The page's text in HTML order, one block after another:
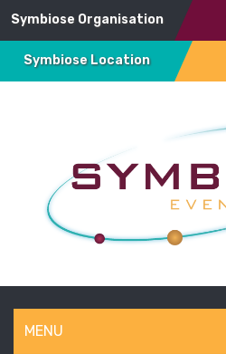
Symbiose Organisation
Symbiose Location
MENU